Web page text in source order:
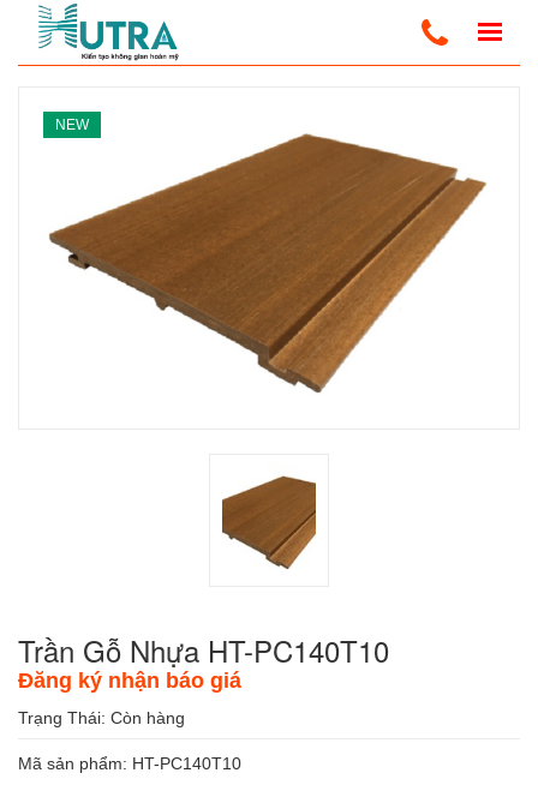
Trang Chủ Tấm Gỗ Nhựa Composite - PVC
NEW
Trần Gỗ Nhựa HT-PC140T10
Đăng ký nhận báo giá
Trạng Thái: Còn hàng
Mã sản phẩm: HT-PC140T10